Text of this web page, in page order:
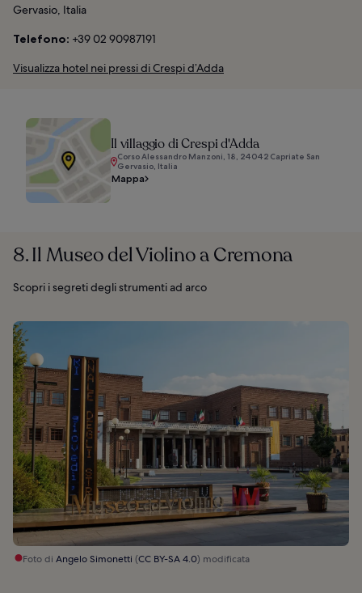
Gervasio, Italia
Telefono: +39 02 90987191
Visualizza hotel nei pressi di Crespi d’Adda
Il villaggio di Crespi d'Adda
Corso Alessandro Manzoni, 18, 24042 Capriate San
Gervasio, Italia
Mappa
8. Il Museo del Violino a Cremona
Scopri i segreti degli strumenti ad arco
Foto di Angelo Simonetti (CC BY-SA 4.0) modificata